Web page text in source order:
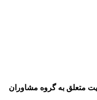
متعلق به گروه مشاوران